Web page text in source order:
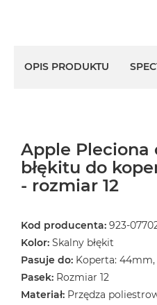
OPIS PRODUKTU
Apple Pleciona
błękitu do
- rozmiar 12
Kod producenta: 923-
Kolor: Skalny błękit
Pasuje do: Koperta:
Pasek: Rozmiar 12
Materiał: Przędza